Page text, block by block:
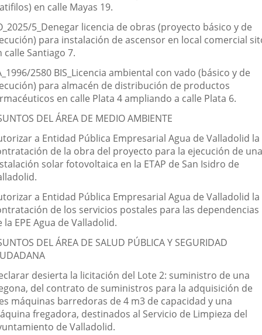
en calle Mayas 19.
5_Denegar licencia de obras (proyecto básico y de
para instalación de ascensor en local comercial
calle Santiago 7.
2580 BIS_Licencia ambiental con vado (básico y de
para almacén de distribución de productos
en calle Plata 4 ampliando a calle Plata 6.
DEL ÁREA DE MEDIO AMBIENTE
a Entidad Pública Empresarial Agua de Valladolid la
de la obra del proyecto para la ejecución de una
solar fotovoltaica en la ETAP de San Isidro de
a Entidad Pública Empresarial Agua de Valladolid la
de los servicios postales para las dependencias
la EPE Agua de Valladolid.
DEL ÁREA DE SALUD PÚBLICA Y SEGURIDAD
desierta la licitación del Lote 2: suministro de una
del contrato de suministros para la adquisición de
máquinas barredoras de 4 m3 de capacidad y una
fregadora, destinados al Servicio de Limpieza del
de Valladolid.